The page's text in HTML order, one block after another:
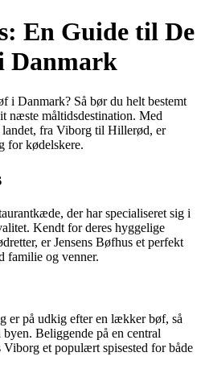
En Guide til De
Danmark
i Danmark? Så bør du helt bestemt
næste måltidsdestination. Med
landet, fra Viborg til Hillerød, er
for kødelskere.
der har specialiseret sig i
Kendt for deres hyggelige
er Jensens Bøfhus et perfekt
familie og venner.
er på udkig efter en lækker bøf, så
Beliggende på en central
Viborg et populært spisested for både